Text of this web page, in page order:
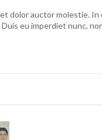
dolor auctor molestie.
eu imperdiet nunc,